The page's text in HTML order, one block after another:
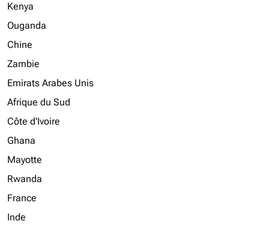
Kenya
Ouganda
Chine
Zambie
Emirats Arabes Unis
Afrique du Sud
Côte d'Ivoire
Ghana
Mayotte
Rwanda
France
Inde